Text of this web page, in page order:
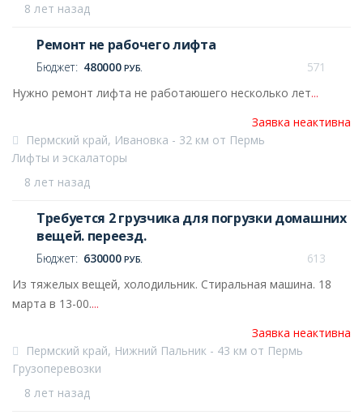
8 лет назад
Ремонт не рабочего лифта
Бюджет: 480000РУБ.
571
Нужно ремонт лифта не работаюшего несколько лет...
Заявка неактивна
8 лет назад
Пермский край, Ивановка - 32 км от Пермь
Лифты и эскалаторы
Требуется 2 грузчика для погрузки домашних
вещей. переезд.
Бюджет: 630000РУБ.
613
Из тяжелых вещей, холодильник. Стиральная машина. 18
марта в 13-00....
Заявка неактивна
8 лет назад
Пермский край, Нижний Пальник - 43 км от Пермь
Грузоперевозки